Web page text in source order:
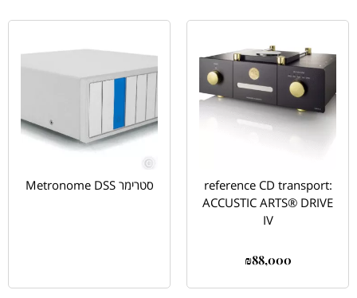
reference CD transport:
ACCUSTIC ARTS® DRIVE
IV
₪88,000
סטרימר Metronome DSS